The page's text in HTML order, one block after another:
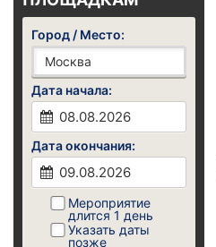
Город / Место:
Дата начала:
Дата окончания:
Мероприятие
длится 1 день
Указать даты
позже